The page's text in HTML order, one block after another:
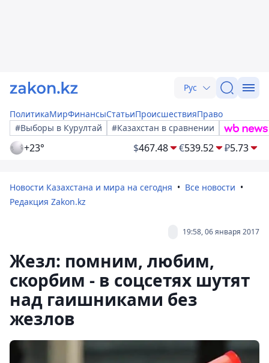
Рус
ПолитикаМирФинансыСтатьиПроисшествияПраво
#Выборы в Курултай
#Казахстан в сравнении
+23° $467.48 €539.52 ₽5.73
Новости Казахстана и мира на сегодня
Все новости
Редакция Zakon.kz
19:58, 06 января 2017
Жезл: помним, любим,
скорбим - в соцсетях шутят
над гаишниками без
жезлов